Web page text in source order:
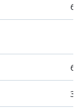
6
6
3